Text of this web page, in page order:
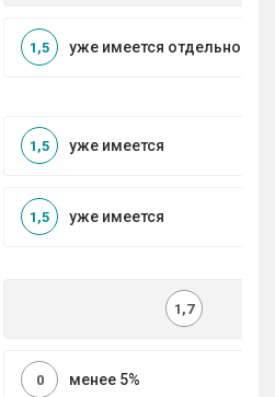
уже имеется
1,5
уже имеется
1,5
уже имеется
1,5
1,7
менее 5%
0